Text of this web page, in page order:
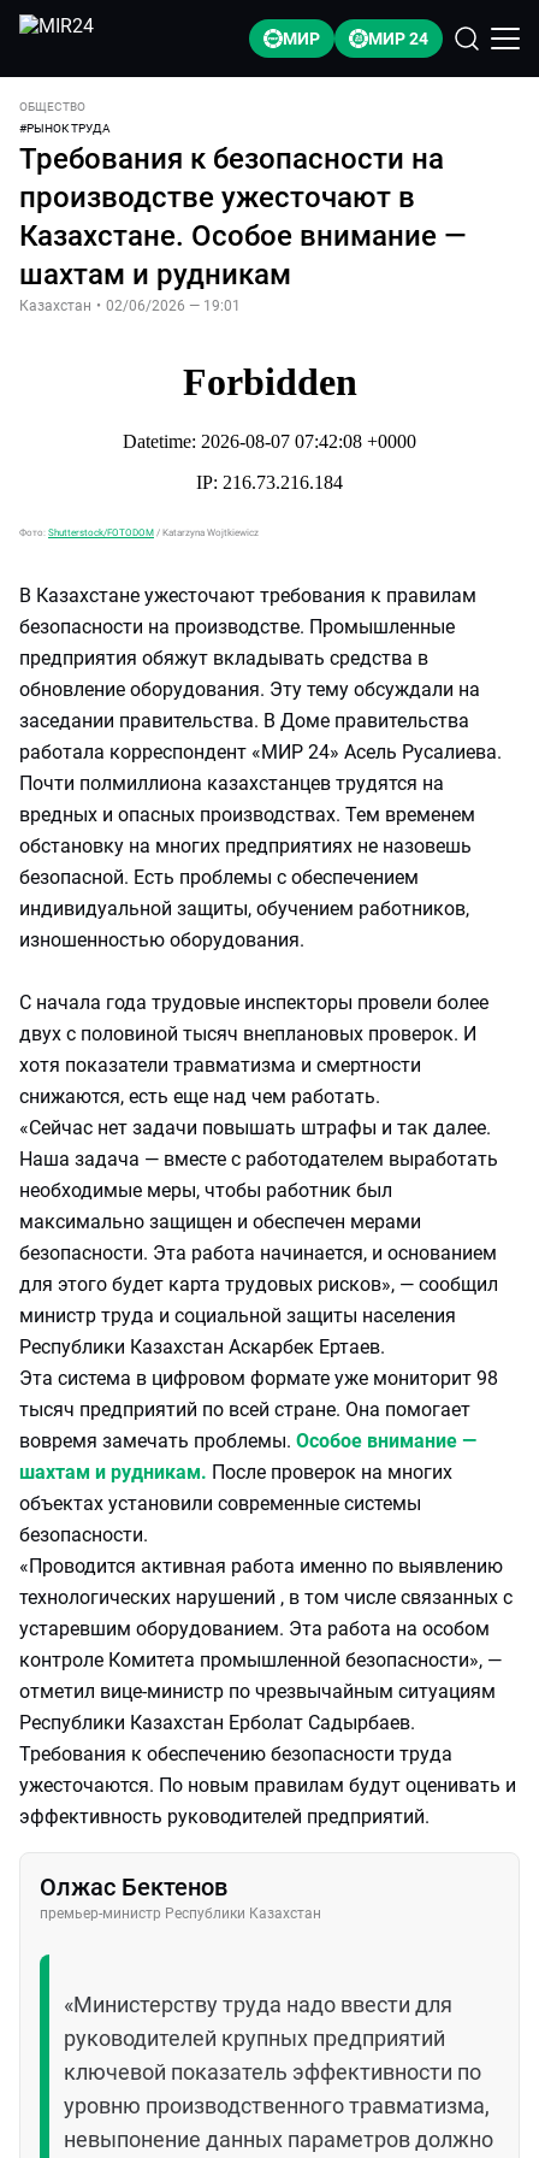
МИР МИР 24
ОБЩЕСТВО
#РЫНОК ТРУДА
Требования к безопасности на
производстве ужесточают в
Казахстане. Особое внимание —
шахтам и рудникам
Казахстан • 02/06/2026 — 19:01
Фото: Shutterstock/FOTODOM / Katarzyna Wojtkiewicz
В Казахстане ужесточают требования к правилам
безопасности на производстве. Промышленные
предприятия обяжут вкладывать средства в
обновление оборудования. Эту тему обсуждали на
заседании правительства. В Доме правительства
работала корреспондент «МИР 24» Асель Русалиева.
Почти полмиллиона казахстанцев трудятся на
вредных и опасных производствах. Тем временем
обстановку на многих предприятиях не назовешь
безопасной. Есть проблемы с обеспечением
индивидуальной защиты, обучением работников,
изношенностью оборудования.
С начала года трудовые инспекторы провели более
двух с половиной тысяч внеплановых проверок. И
хотя показатели травматизма и смертности
снижаются, есть еще над чем работать.
«Сейчас нет задачи повышать штрафы и так далее.
Наша задача — вместе с работодателем выработать
необходимые меры, чтобы работник был
максимально защищен и обеспечен мерами
безопасности. Эта работа начинается, и основанием
для этого будет карта трудовых рисков», — сообщил
министр труда и социальной защиты населения
Республики Казахстан Аскарбек Ертаев.
Эта система в цифровом формате уже мониторит 98
тысяч предприятий по всей стране. Она помогает
вовремя замечать проблемы. Особое внимание —
шахтам и рудникам. После проверок на многих
объектах установили современные системы
безопасности.
«Проводится активная работа именно по выявлению
технологических нарушений , в том числе связанных с
устаревшим оборудованием. Эта работа на особом
контроле Комитета промышленной безопасности», —
отметил вице-министр по чрезвычайным ситуациям
Республики Казахстан Ерболат Садырбаев.
Требования к обеспечению безопасности труда
ужесточаются. По новым правилам будут оценивать и
эффективность руководителей предприятий.
Олжас Бектенов
премьер-министр Республики Казахстан
«Министерству труда надо ввести для
руководителей крупных предприятий
ключевой показатель эффективности по
уровню производственного травматизма,
невыпонение данных параметров должно